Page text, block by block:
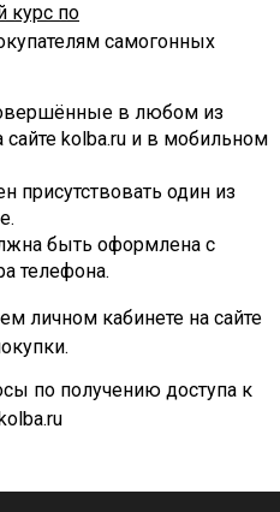
курс по
самогонных
в любом из
сайте kolba.ru и в мобильном
присутствовать один из
быть оформлена с
телефона.
личном кабинете на сайте
по получению доступа к